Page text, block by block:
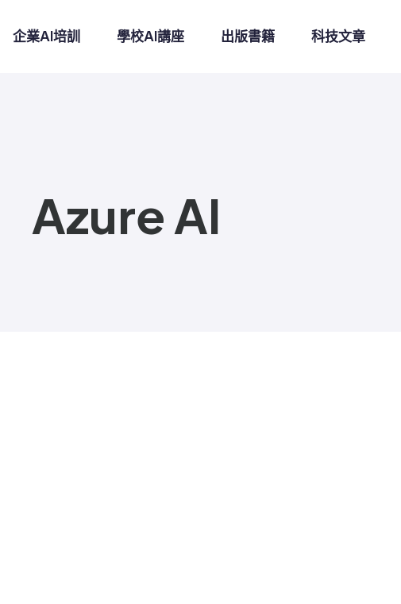
企業AI培訓 學校AI講座 出版書籍 科技文章
Azure AI